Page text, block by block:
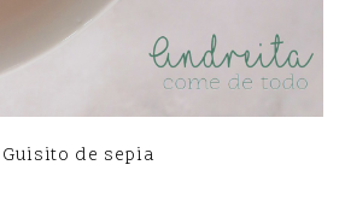
Guisito de sepia